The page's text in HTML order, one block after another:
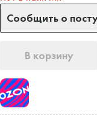
Сообщить о
В корзину